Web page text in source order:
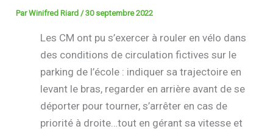
ParWinifred Riard/30 septembre 2022
Les CM ont pu s’exercer à rouler en vélo dans
des conditions de circulation fictives sur le
parking de l’école : indiquer sa trajectoire en
levant le bras, regarder en arrière avant de se
déporter pour tourner, s’arrêter en cas de
priorité à droite…tout en gérant sa vitesse et